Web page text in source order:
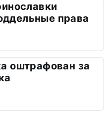
права
оштрафован за